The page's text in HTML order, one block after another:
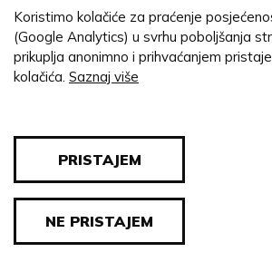
Ustanove
Lenta vremena
Genealogija
Koristimo kolačiće za praćenje
(Google Analytics) u svrhu poboljšanja
prikuplja anonimno i prihvaćanjem
kolačića. Saznaj više
PRISTAJEM
NE PRISTAJEM